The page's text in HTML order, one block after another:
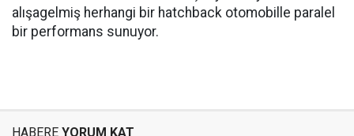
alışagelmiş herhangi bir hatchback otomobille paralel
bir performans sunuyor.
HABERE YORUM KAT